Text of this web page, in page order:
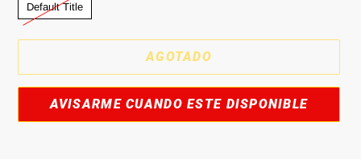
Default Title
AGOTADO
AVISARME CUANDO ESTE DISPONIBLE